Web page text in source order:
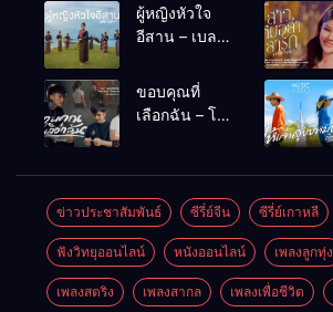
ผู้หญิงหัวใจ
อีสาน – เบลล์
[COVER
VERSION]
ขอบคุณที่
เลือกฉัน – โต๋
ข่าวประชาสัมพันธ์ ซีรี่ย์จีน ซีรี่ย์เกาหลี
ฟังวิทยุออนไลน์ หนังออนไลน์ เพลงลูกทุ่ง
เพลงสตริง เพลงสากล เพลงเพื่อชีวิต